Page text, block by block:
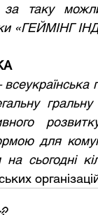
таку
«ГЕЙМІНГ
для